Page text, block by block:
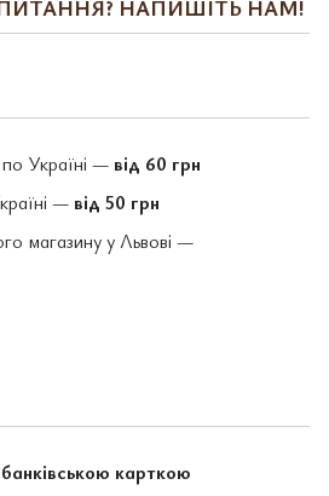
НАПИШІТЬ НАМ!
по Україні — від 60 грн
— від 50 грн
магазину у Львові —
карткою